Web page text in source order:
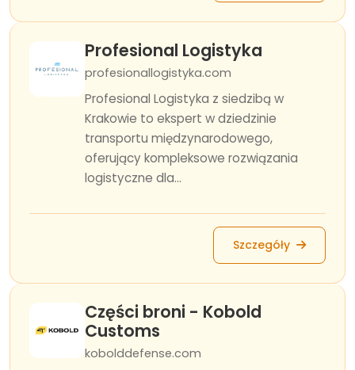
Profesional Logistyka
profesionallogistyka.com
Profesional Logistyka z siedzibą w
Krakowie to ekspert w dziedzinie
transportu międzynarodowego,
oferujący kompleksowe rozwiązania
logistyczne dla...
Szczegóły
Części broni - Kobold
Customs
kobolddefense.com